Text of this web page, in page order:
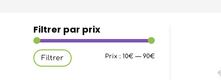
Filtrer par prix
Prix
Prix
Filtrer Prix :10€ —90€